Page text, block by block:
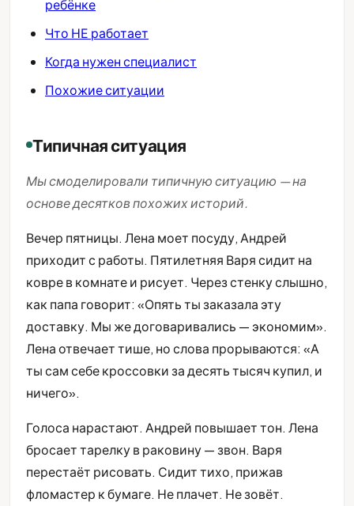
ребёнке
Что НЕ работает
Когда нужен специалист
Похожие ситуации
Типичная ситуация
Мы смоделировали типичную ситуацию — на
основе десятков похожих историй.
Вечер пятницы. Лена моет посуду, Андрей
приходит с работы. Пятилетняя Варя сидит на
ковре в комнате и рисует. Через стенку слышно,
как папа говорит: «Опять ты заказала эту
доставку. Мы же договаривались — экономим».
Лена отвечает тише, но слова прорываются: «А
ты сам себе кроссовки за десять тысяч купил, и
ничего».
Голоса нарастают. Андрей повышает тон. Лена
бросает тарелку в раковину — звон. Варя
перестаёт рисовать. Сидит тихо, прижав
фломастер к бумаге. Не плачет. Не зовёт.